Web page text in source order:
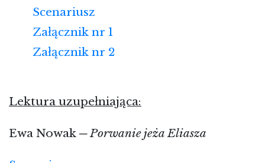
Scenariusz
Załącznik nr 1
Załącznik nr 2
Lektura uzupełniająca:
Ewa Nowak ─Porwanie jeża Eliasza